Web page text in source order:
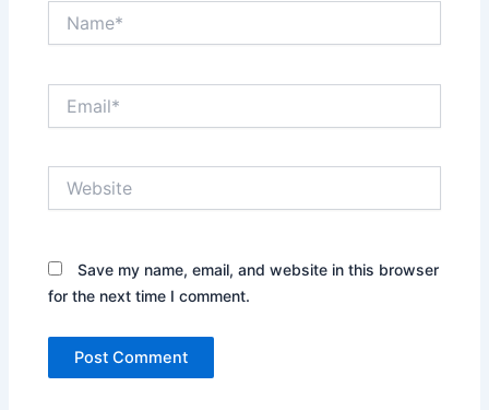
Save my name, email, and website in this browser
for the next time I comment.